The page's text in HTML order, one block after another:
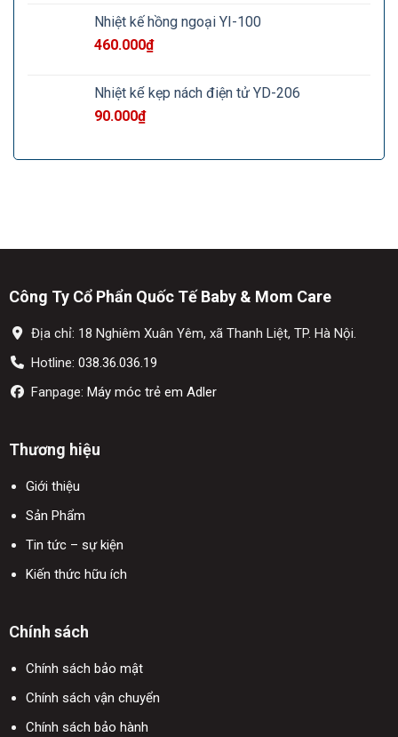
Nhiệt kế hồng ngoại YI-100
460.000₫
Nhiệt kế kẹp nách điện tử YD-206
90.000₫
Công Ty Cổ Phẩn Quốc Tế Baby & Mom Care
Địa chỉ: 18 Nghiêm Xuân Yêm, xã Thanh Liệt, TP. Hà Nội.
Hotline: 038.36.036.19
Fanpage: Máy móc trẻ em Adler
Thương hiệu
Giới thiệu
Sản Phẩm
Tin tức – sự kiện
Kiến thức hữu ích
Chính sách
Chính sách bảo mật
Chính sách vận chuyển
Chính sách bảo hành